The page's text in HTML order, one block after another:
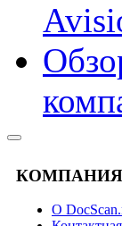
КОМПАНИЯ
О